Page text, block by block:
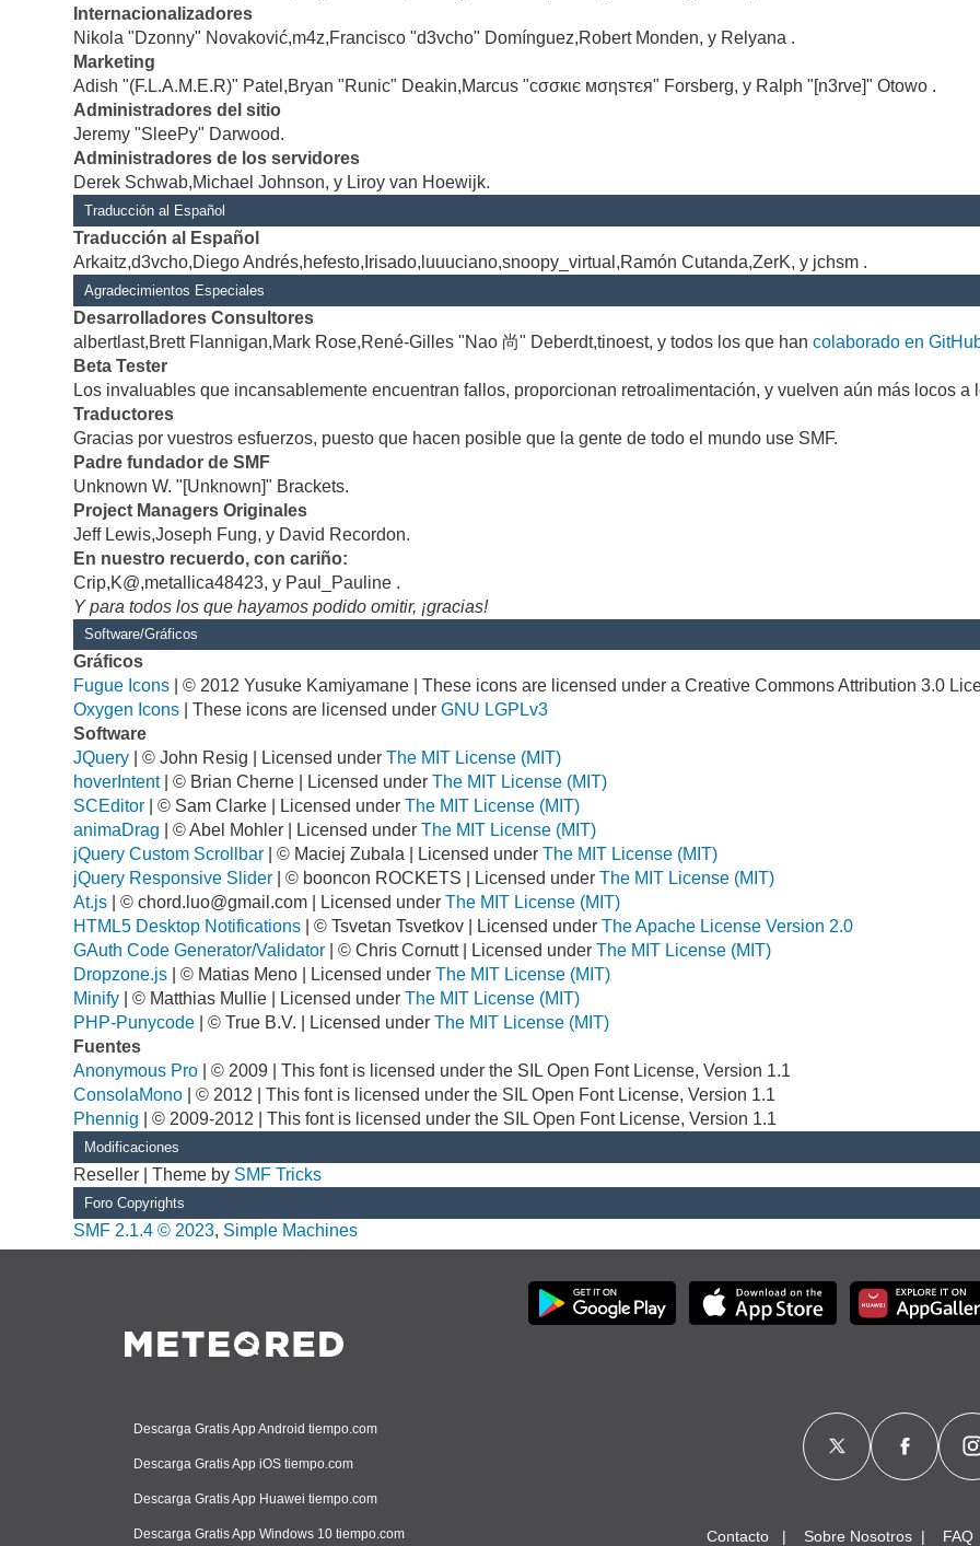
Internacionalizadores
Nikola "Dzonny" Novaković,m4z,Francisco "d3vcho" Domínguez,Robert Monden, y Relyana .
Marketing
Adish "(F.L.A.M.E.R)" Patel,Bryan "Runic" Deakin,Marcus "cσσкιє мσηѕтєя" Forsberg, y Ralph "[n3rve]" Otowo .
Administradores del sitio
Jeremy "SleePy" Darwood.
Administradores de los servidores
Derek Schwab,Michael Johnson, y Liroy van Hoewijk.
Traducción al Español
Traducción al Español
Arkaitz,d3vcho,Diego Andrés,hefesto,Irisado,luuuciano,snoopy_virtual,Ramón Cutanda,ZerK, y jchsm .
Agradecimientos Especiales
Desarrolladores Consultores
albertlast,Brett Flannigan,Mark Rose,René-Gilles "Nao 尚" Deberdt,tinoest, y todos los que hancolaborado en
Beta Tester
Los invaluables que incansablemente encuentran fallos, proporcionan retroalimentación, y vuelven aún más locos a
Traductores
Gracias por vuestros esfuerzos, puesto que hacen posible que la gente de todo el mundo use SMF.
Padre fundador de SMF
Unknown W. "[Unknown]" Brackets.
Project Managers Originales
Jeff Lewis,Joseph Fung, y David Recordon.
En nuestro recuerdo, con cariño:
Crip,K@,metallica48423, y Paul_Pauline .
Y para todos los que hayamos podido omitir, ¡gracias!
Software/Gráficos
Gráficos
Fugue Icons | © 2012 Yusuke Kamiyamane | These icons are licensed under a Creative Commons Attribution 3.0
Oxygen Icons | These icons are licensed underGNU LGPLv3
Software
JQuery | © John Resig | Licensed underThe MIT License (MIT)
hoverIntent| © Brian Cherne | Licensed underThe MIT License (MIT)
SCEditor | © Sam Clarke | Licensed underThe MIT License (MIT)
animaDrag | © Abel Mohler | Licensed underThe MIT License (MIT)
jQuery Custom Scrollbar | © Maciej Zubala | Licensed underThe MIT License (MIT)
jQuery Responsive Slider | © booncon ROCKETS | Licensed underThe MIT License (MIT)
At.js | ©chord.luo@gmail.com | Licensed underThe MIT License (MIT)
HTML5 Desktop Notifications | © Tsvetan Tsvetkov | Licensed underThe Apache License Version 2.0
GAuth Code Generator/Validator | © Chris Cornutt | Licensed underThe MIT License (MIT)
Dropzone.js | © Matias Meno | Licensed underThe MIT License (MIT)
Minify | © Matthias Mullie | Licensed underThe MIT License (MIT)
PHP-Punycode | © True B.V. | Licensed underThe MIT License (MIT)
Fuentes
Anonymous Pro | © 2009 | This font is licensed under the SIL Open Font License, Version 1.1
ConsolaMono | © 2012 | This font is licensed under the SIL Open Font License, Version 1.1
Phennig | © 2009-2012 | This font is licensed under the SIL Open Font License, Version 1.1
Modificaciones
Reseller | Theme by SMF Tricks
Foro Copyrights
SMF 2.1.4 © 2023, Simple Machines
Descarga Gratis App Android tiempo.com
Descarga Gratis App iOS tiempo.com
Descarga Gratis App Huawei tiempo.com
Descarga Gratis App Windows 10 tiempo.com Contacto Sobre Nosotros FAQ